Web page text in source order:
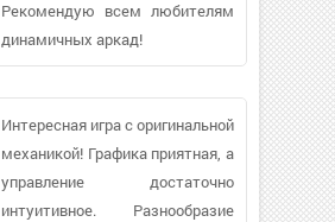
Рекомендую всем любителям
динамичных аркад!
Интересная игра с оригинальной
механикой! Графика приятная, а
управление достаточно
интуитивное. Разнообразие